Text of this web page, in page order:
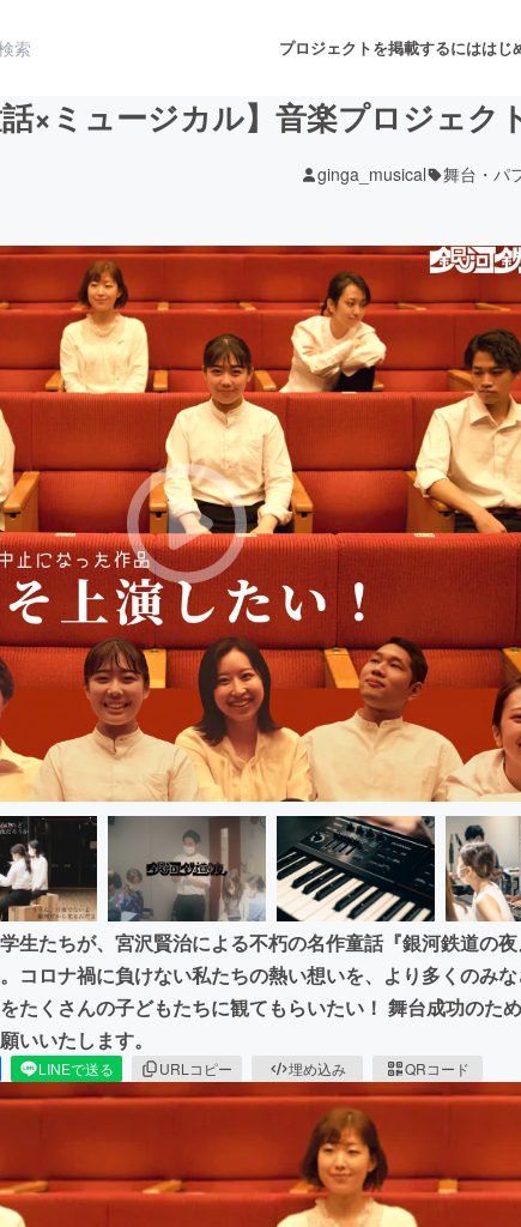
プロジェクトを掲載するにははじ
音楽
・ガジェット ゲーム・サービス開発
書籍・雑誌出版
業 チャレンジ
地域活性化
CAMPFIRE for Social Good
CAMPFIREふるさと納税
話×ミュージカル】音楽プロジェ
ginga_musical 舞台・パ
生たちが、宮沢賢治による不朽の名作童話『銀河鉄道の
コロナ禍に負けない私たちの熱い想いを、より多くのみ
たくさんの子どもたちに観てもらいたい！ 舞台成功のた
いいたします。
LINEで送る URLコピー 埋め込み QRコード